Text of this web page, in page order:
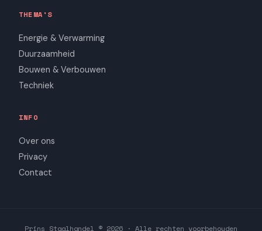
THEMA'S
Energie & Verwarming
Duurzaamheid
Bouwen & Verbouwen
Techniek
INFO
Over ons
Privacy
Contact
Prins Staalhandel © 2026 · Alle rechten voorbehouden